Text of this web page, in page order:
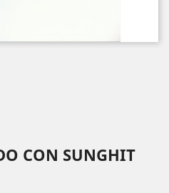
CON SUNGHIT